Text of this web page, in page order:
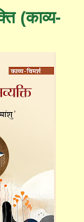
(काव्य-